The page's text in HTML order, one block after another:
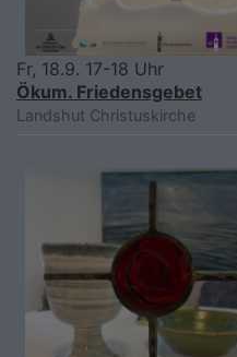
Fr, 18.9. 17-18 Uhr
Ökum. Friedensgebet
Landshut Christuskirche